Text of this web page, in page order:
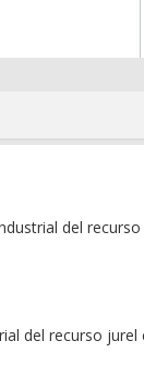
del
del recurso jurel